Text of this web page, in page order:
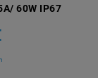
60W IP67